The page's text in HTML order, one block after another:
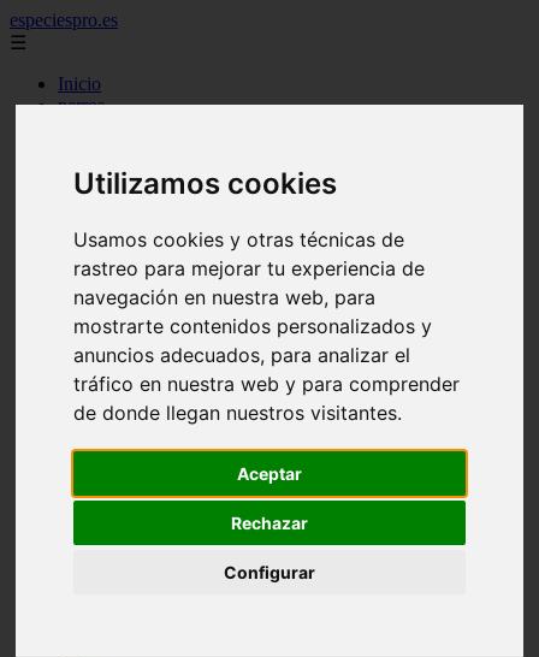
Utilizamos cookies
Usamos cookies y otras técnicas de
rastreo para mejorar tu experiencia de
navegación en nuestra web, para
mostrarte contenidos personalizados y
anuncios adecuados, para analizar el
tráfico en nuestra web y para comprender
de donde llegan nuestros visitantes.
Aceptar
Rechazar
Configurar
especiespro.es
☰
Inicio
perros
alimentaci n
acuariofilia
salud
ventas
mantenimiento
aves
marketing
bienestar
peque os mam feros
verano
peluquer a
peluquer a canina
consejos